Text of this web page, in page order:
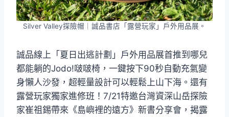
Silver Valley探險帽｜誠品書店「露營玩家」戶外用品展。
誠品線上「夏日出逃計劃」戶外用品展首推到哪兒
都能躺的Jodo!啵啵椅，一鍵按下90秒自動充氣變
身懶人沙發，超輕量設計可以輕鬆上山下海。還有
露營玩家獨家進修班！7/21特邀台灣資深山岳探險
家崔祖錫帶來《島嶼裡的遠方》新書分享會，揭露